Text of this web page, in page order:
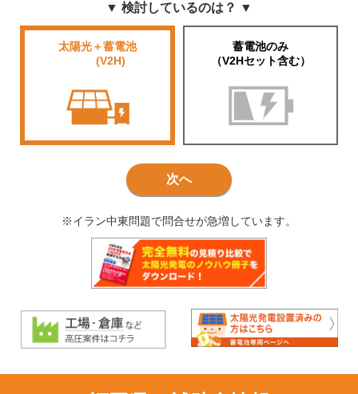
▼ 検討しているのは？ ▼
太陽光＋蓄電池
(V2H)
蓄電池のみ
（V2Hセット含む）
次へ
※イラン中東問題で問合せが急増しています。